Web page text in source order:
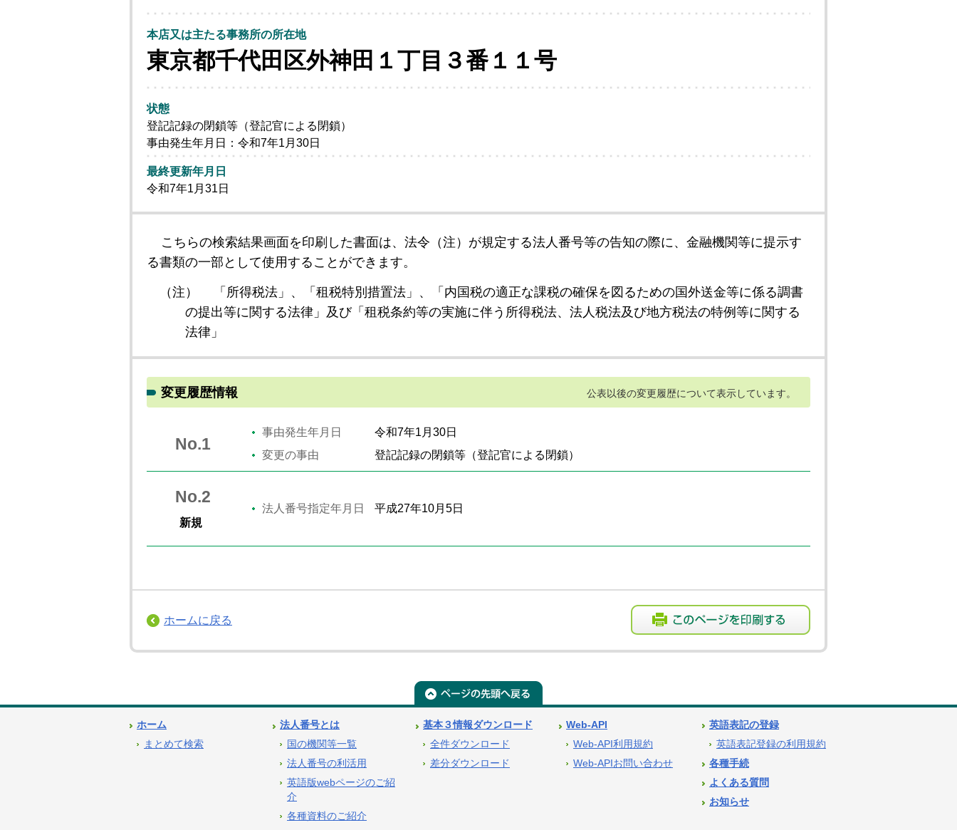
本店又は主たる事務所の所在地
東京都千代田区外神田１丁目３番１１号
状態
登記記録の閉鎖等（登記官による閉鎖）
事由発生年月日：令和7年1月30日
最終更新年月日
令和7年1月31日
こちらの検索結果画面を印刷した書面は、法令（注）が規定する法人番号等の告知の際に、金融機関等に提示す
る書類の一部として使用することができます。
（注）
「所得税法」、「租税特別措置法」、「内国税の適正な課税の確保を図るための国外送金等に係る調書
の提出等に関する法律」及び「租税条約等の実施に伴う所得税法、法人税法及び地方税法の特例等に関する
法律」
変更履歴情報 公表以後の変更履歴について表示しています。
No.1
事由発生年月日
令和7年1月30日
変更の事由
登記記録の閉鎖等（登記官による閉鎖）
No.2
新規
法人番号指定年月日 平成27年10月5日
ホームに戻る
ホーム
まとめて検索
法人番号とは
国の機関等一覧
法人番号の利活用
英語版webページのご紹
介
各種資料のご紹介
基本３情報ダウンロード
全件ダウンロード
差分ダウンロード
Web-API
Web-API利用規約
Web-APIお問い合わせ
英語表記の登録
英語表記登録の利用規約
各種手続
よくある質問
お知らせ